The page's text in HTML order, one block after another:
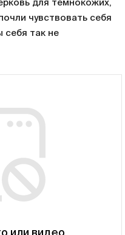
для темнокожих,
чувствовать себя
себя так не